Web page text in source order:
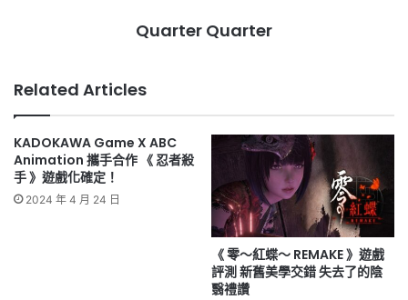
Quarter Quarter
Related Articles
KADOKAWA Game X ABC
Animation 攜手合作 《 忍者殺
手 》遊戲化確定！
2024 年 4 月 24 日
《 零～紅蝶～ REMAKE 》遊戲
評測 新舊美學交錯 失去了的陰
翳禮讚